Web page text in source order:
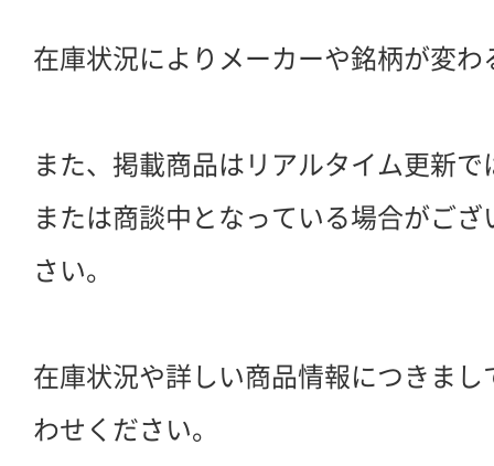
在庫状況によりメーカーや銘柄が変
また、掲載商品はリアルタイム更新
または商談中となっている場合がご
さい。
在庫状況や詳しい商品情報につきま
わせください。